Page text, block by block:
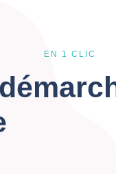
EN 1 CLIC